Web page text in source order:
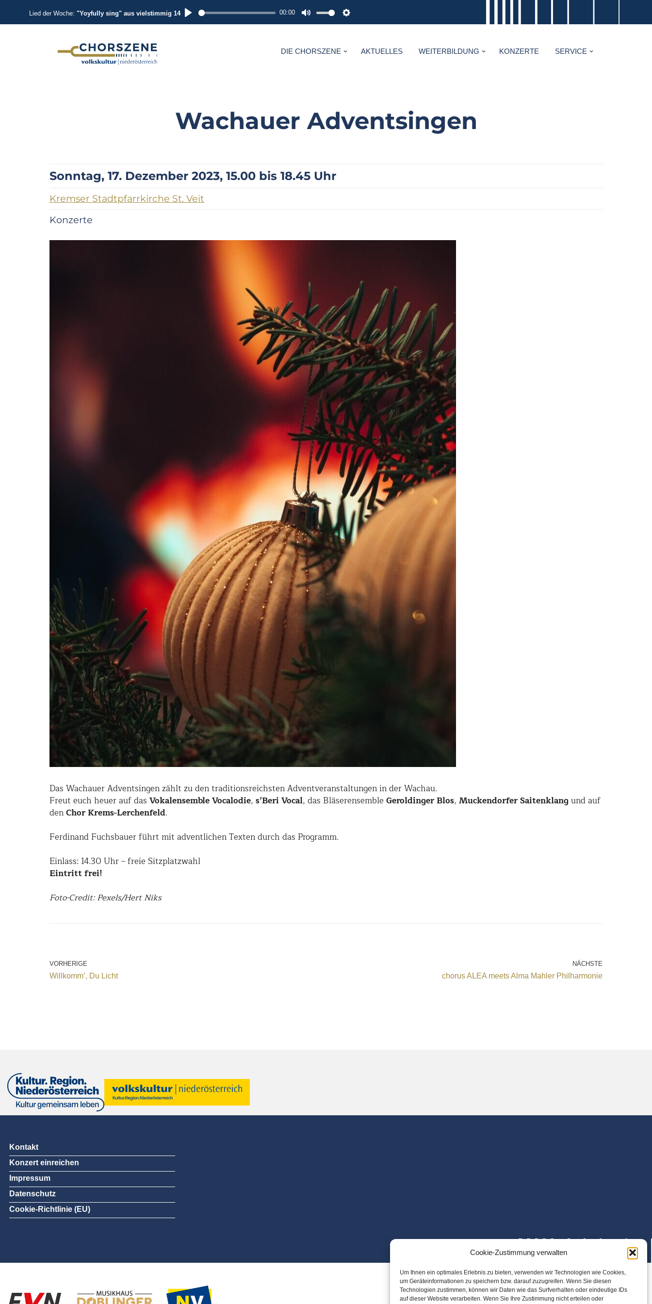
Cookie-Zustimmung verwalten
Um Ihnen ein optimales Erlebnis zu bieten, verwenden wir Technologien wie Cookies,
um Geräteinformationen zu speichern bzw. darauf zuzugreifen. Wenn Sie diesen
Technologien zustimmen, können wir Daten wie das Surfverhalten oder eindeutige IDs
auf dieser Website verarbeiten. Wenn Sie Ihre Zustimmung nicht erteilen oder
Lied der Woche: "Yoyfully sing" aus vielstimmig 14
P
00:00
M
T
S
T
S
DIE CHORSZENE AKTUELLES WEITERBILDUNG KONZERTE SERVICE
Wachauer Adventsingen
Sonntag, 17. Dezember 2023, 15.00 bis 18.45 Uhr
Kremser Stadtpfarrkirche St. Veit
Konzerte
Das Wachauer Adventsingen zählt zu den traditionsreichsten Adventveranstaltungen in der Wachau.
Freut euch heuer auf das Vokalensemble Vocalodie, s’Beri Vocal, das Bläserensemble Geroldinger Blos, Muckendorfer Saitenklang und auf
denChor Krems-Lerchenfeld.
Ferdinand Fuchsbauer führt mit adventlichen Texten durch das Programm.
Einlass: 14.30 Uhr – freie Sitzplatzwahl
Eintritt frei!
Foto-Credit: Pexels/Hert Niks
VORHERIGE
Willkomm’, Du Licht
NÄCHSTE
chorus ALEA meets Alma Mahler Philharmonie
Kontakt
Konzert einreichen
Impressum
Datenschutz
Cookie-Richtlinie (EU)